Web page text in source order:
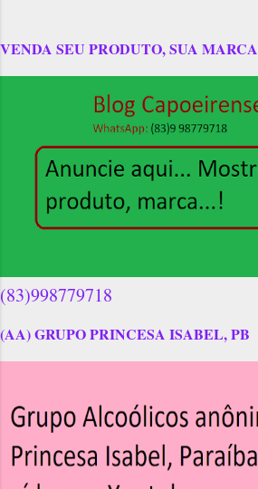
VENDA SEU PRODUTO, SUA MARCA
(83)998779718
(AA) GRUPO PRINCESA ISABEL, PB